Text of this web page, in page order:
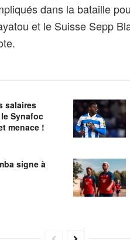
dans la bataille
et le Suisse Sepp
salaires
Synafoc
menace !
signe à